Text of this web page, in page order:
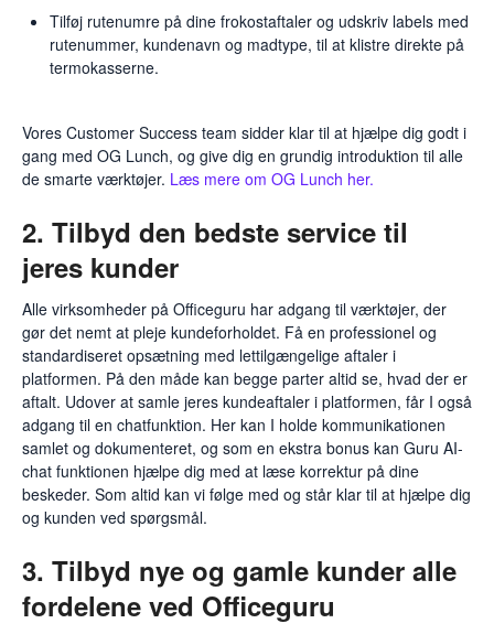
Tilføj rutenumre på dine frokostaftaler og udskriv labels med
rutenummer, kundenavn og madtype, til at klistre direkte på
termokasserne.
Vores Customer Success team sidder klar til at hjælpe dig godt i
gang med OG Lunch, og give dig en grundig introduktion til alle
de smarte værktøjer. Læs mere om OG Lunch her.
2. Tilbyd den bedste service til
jeres kunder
Alle virksomheder på Officeguru har adgang til værktøjer, der
gør det nemt at pleje kundeforholdet. Få en professionel og
standardiseret opsætning med lettilgængelige aftaler i
platformen. På den måde kan begge parter altid se, hvad der er
aftalt. Udover at samle jeres kundeaftaler i platformen, får I også
adgang til en chatfunktion. Her kan I holde kommunikationen
samlet og dokumenteret, og som en ekstra bonus kan Guru AI-
chat funktionen hjælpe dig med at læse korrektur på dine
beskeder. Som altid kan vi følge med og står klar til at hjælpe dig
og kunden ved spørgsmål.
3. Tilbyd nye og gamle kunder alle
fordelene ved Officeguru